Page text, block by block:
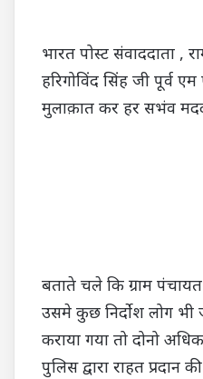
भारत पोस्ट संवाददाता ,
हरिगोविंद सिंह जी पूर्व
मुलाक़ात कर हर सभंव मदद
बताते चले कि ग्राम
उसमे कुछ निर्दोश लोग
कराया गया तो दोनो
पुलिस द्वारा राहत